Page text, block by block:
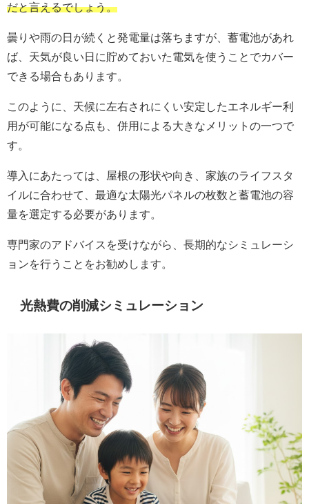
だと言えるでしょう。
曇りや雨の日が続くと発電量は落ちますが、蓄電池があれ
ば、天気が良い日に貯めておいた電気を使うことでカバー
できる場合もあります。
このように、天候に左右されにくい安定したエネルギー利
用が可能になる点も、併用による大きなメリットの一つで
す。
導入にあたっては、屋根の形状や向き、家族のライフスタ
イルに合わせて、最適な太陽光パネルの枚数と蓄電池の容
量を選定する必要があります。
専門家のアドバイスを受けながら、長期的なシミュレーシ
ョンを行うことをお勧めします。
光熱費の削減シミュレーション